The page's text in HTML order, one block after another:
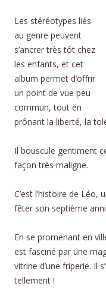
Les stéréotypes liés
au genre peuvent
s’ancrer très tôt chez
les enfants, et cet
album permet d’offrir
un point de vue peu
commun, tout en
prônant la liberté, la
Il bouscule gentiment
façon très maligne.
C’est l’histoire de
fêter son septième
En se promenant en
est fasciné par une
vitrine d’une friperie. Il
tellement !